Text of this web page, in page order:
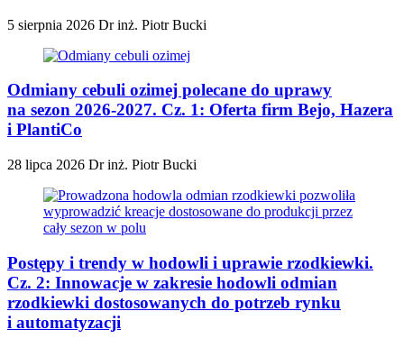
5 sierpnia 2026 Dr inż. Piotr Bucki
Odmiany cebuli ozimej polecane do uprawy
na sezon 2026-2027. Cz. 1: Oferta firm Bejo, Hazera
i PlantiCo
28 lipca 2026 Dr inż. Piotr Bucki
Postępy i trendy w hodowli i uprawie rzodkiewki.
Cz. 2: Innowacje w zakresie hodowli odmian
rzodkiewki dostosowanych do potrzeb rynku
i automatyzacji